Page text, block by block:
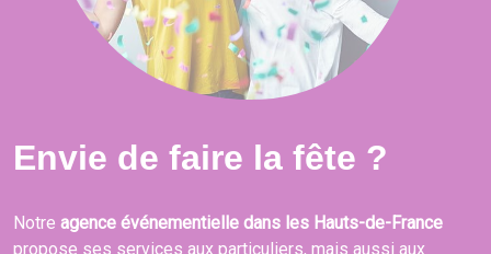
Envie de faire la fête ?
Notre agence événementielle dans les Hauts-de-France
propose ses services aux particuliers, mais aussi aux